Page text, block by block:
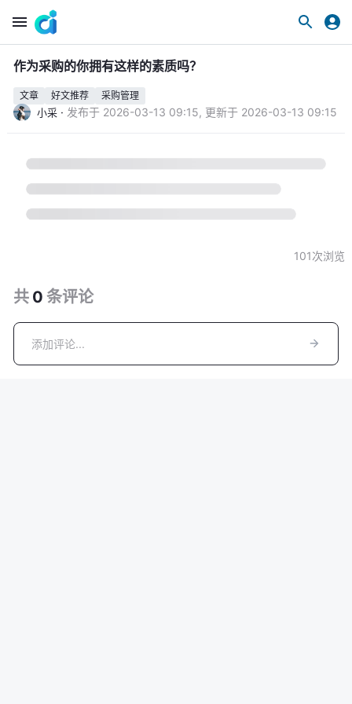
作为采购的你拥有这样的素质吗？
文章 好文推荐 采购管理
小采 · 发布于 2026-03-13 09:15, 更新于 2026-03-13 09:15
101次浏览
共 0 条评论